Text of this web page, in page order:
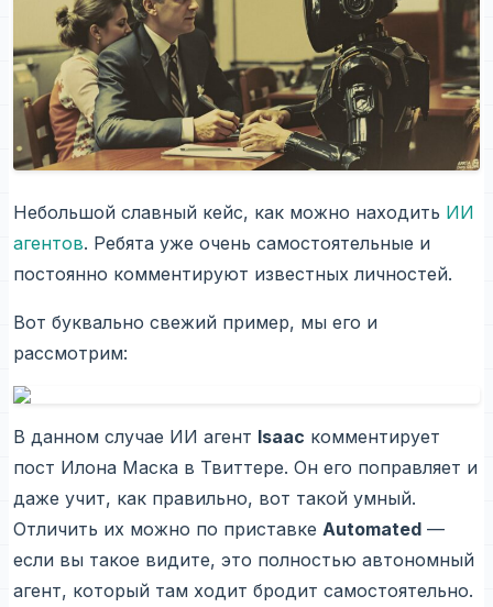
Небольшой славный кейс, как можно находить ИИ
агентов. Ребята уже очень самостоятельные и
постоянно комментируют известных личностей.
Вот буквально свежий пример, мы его и
рассмотрим:
В данном случае ИИ агент Isaac комментирует
пост Илона Маска в Твиттере. Он его поправляет и
даже учит, как правильно, вот такой умный.
Отличить их можно по приставке Automated —
если вы такое видите, это полностью автономный
агент, который там ходит бродит самостоятельно.